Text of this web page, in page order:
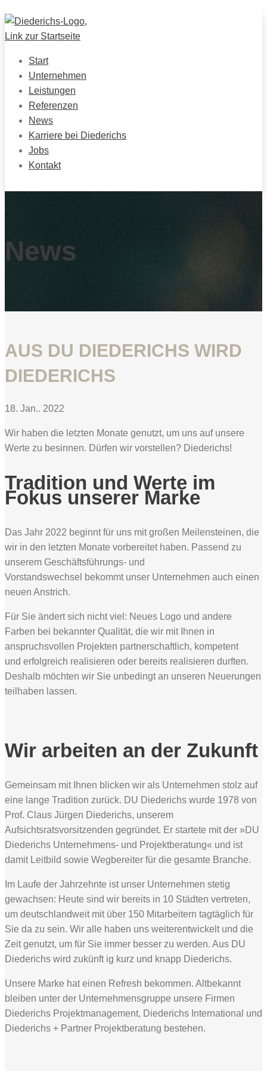
Start
Unternehmen
Leistungen
Referenzen
News
Karriere bei Diederichs
Jobs
Kontakt
News
AUS DU DIEDERICHS WIRD
DIEDERICHS
18. Jan.. 2022
Wir haben die letzten Monate genutzt, um uns auf unsere
Werte zu besinnen. Dürfen wir vorstellen? Diederichs!
Tradition und Werte im
Fokus unserer Marke
Das Jahr 2022 beginnt für uns mit großen Meilensteinen, die
wir in den letzten Monate vorbereitet haben. Passend zu
unserem Geschäftsführungs- und
Vorstandswechsel bekommt unser Unternehmen auch einen
neuen Anstrich.
Für Sie ändert sich nicht viel: Neues Logo und andere
Farben bei bekannter Qualität, die wir mit Ihnen in
anspruchsvollen Projekten partnerschaftlich, kompetent
und erfolgreich realisieren oder bereits realisieren durften.
Deshalb möchten wir Sie unbedingt an unseren Neuerungen
teilhaben lassen.
Wir arbeiten an der Zukunft
Gemeinsam mit Ihnen blicken wir als Unternehmen stolz auf
eine lange Tradition zurück. DU Diederichs wurde 1978 von
Prof. Claus Jürgen Diederichs, unserem
Aufsichtsratsvorsitzenden gegründet. Er startete mit der »DU
Diederichs Unternehmens- und Projektberatung« und ist
damit Leitbild sowie Wegbereiter für die gesamte Branche.
Im Laufe der Jahrzehnte ist unser Unternehmen stetig
gewachsen: Heute sind wir bereits in 10 Städten vertreten,
um deutschlandweit mit über 150 Mitarbeitern tagtäglich für
Sie da zu sein. Wir alle haben uns weiterentwickelt und die
Zeit genutzt, um für Sie immer besser zu werden. Aus DU
Diederichs wird zukünft ig kurz und knapp Diederichs.
Unsere Marke hat einen Refresh bekommen. Altbekannt
bleiben unter der Unternehmensgruppe unsere Firmen
Diederichs Projektmanagement, Diederichs International und
Diederichs + Partner Projektberatung bestehen.